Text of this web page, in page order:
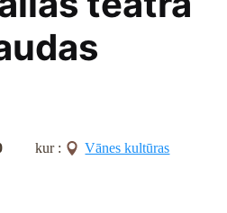
kur :
Vānes kultūras